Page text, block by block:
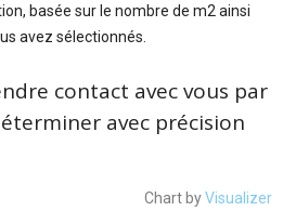
basée sur le nombre de m2 ainsi
avez sélectionnés.
contact avec vous par
avec précision
Chart byVisualizer